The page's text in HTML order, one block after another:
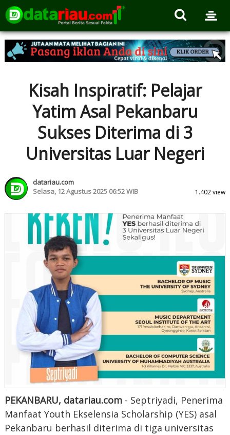
Kisah Inspiratif: Pelajar
Yatim Asal Pekanbaru
Sukses Diterima di 3
Universitas Luar Negeri
datariau.com
Selasa, 12 Agustus 2025 06:52 WIB
1.402 view
PEKANBARU, datariau.com - Septriyadi, Penerima
Manfaat Youth Ekselensia Scholarship (YES) asal
Pekanbaru berhasil diterima di tiga universitas